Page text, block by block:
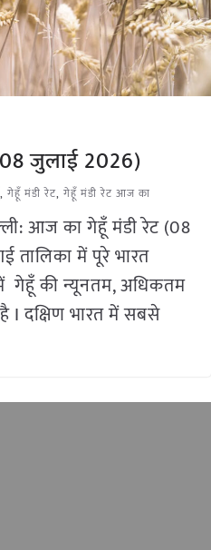
जुलाई 2026)
, गेहूँ मंडी रेट, गेहूँ मंडी रेट आज का
आज का गेहूँ मंडी रेट (08
तालिका में पूरे भारत
गेहूँ की न्यूनतम, अधिकतम
दक्षिण भारत में सबसे